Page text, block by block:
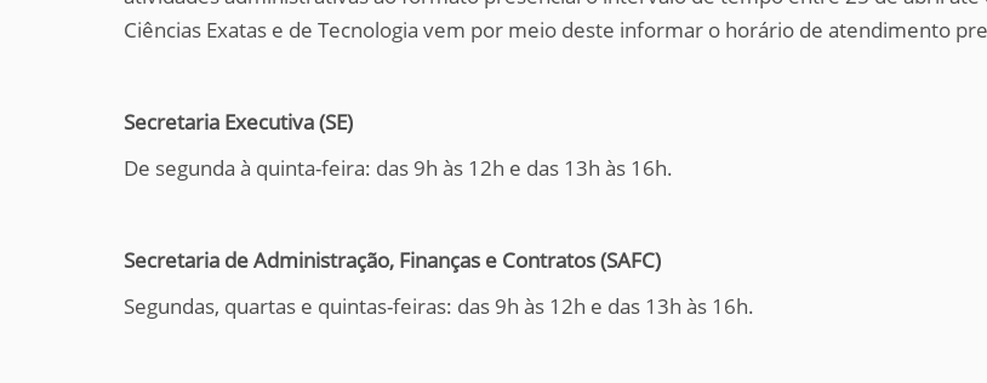
Ciências Exatas e de Tecnologia vem por meio deste informar o horário de atendimento
Secretaria Executiva (SE)
De segunda à quinta-feira: das 9h às 12h e das 13h às 16h.
Secretaria de Administração, Finanças e Contratos (SAFC)
Segundas, quartas e quintas-feiras: das 9h às 12h e das 13h às 16h.